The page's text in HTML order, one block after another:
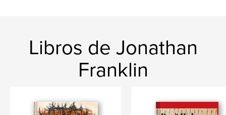
Libros de Jonathan
Franklin